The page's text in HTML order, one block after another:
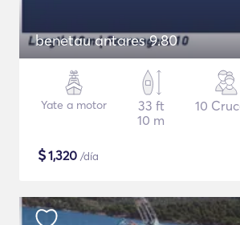
benetau antares 9.80
Yate a motor
33 ft
10 m
10
$1,320 /día